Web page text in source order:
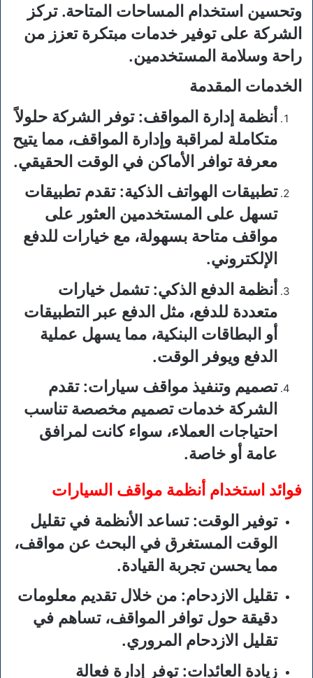
وتحسين استخدام المساحات المتاحة. تركز
الشركة على توفير خدمات مبتكرة تعزز من
راحة وسلامة المستخدمين.
الخدمات المقدمة
أنظمة إدارة المواقف: توفر الشركة حلولاً
متكاملة لمراقبة وإدارة المواقف، مما يتيح
معرفة توافر الأماكن في الوقت الحقيقي.
تطبيقات الهواتف الذكية: تقدم تطبيقات
تسهل على المستخدمين العثور على
مواقف متاحة بسهولة، مع خيارات للدفع
الإلكتروني.
أنظمة الدفع الذكي: تشمل خيارات
متعددة للدفع، مثل الدفع عبر التطبيقات
أو البطاقات البنكية، مما يسهل عملية
الدفع ويوفر الوقت.
تصميم وتنفيذ مواقف سيارات: تقدم
الشركة خدمات تصميم مخصصة تناسب
احتياجات العملاء، سواء كانت لمرافق
عامة أو خاصة.
فوائد استخدام أنظمة مواقف السيارات
توفير الوقت: تساعد الأنظمة في تقليل
الوقت المستغرق في البحث عن مواقف،
مما يحسن تجربة القيادة.
تقليل الازدحام: من خلال تقديم معلومات
دقيقة حول توافر المواقف، تساهم في
تقليل الازدحام المروري.
زيادة العائدات: توفر إدارة فعالة